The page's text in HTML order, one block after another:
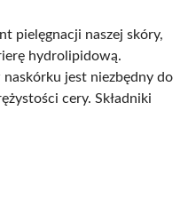
pielęgnacji naszej skóry,
hydrolipidową.
jest niezbędny do
cery. Składniki